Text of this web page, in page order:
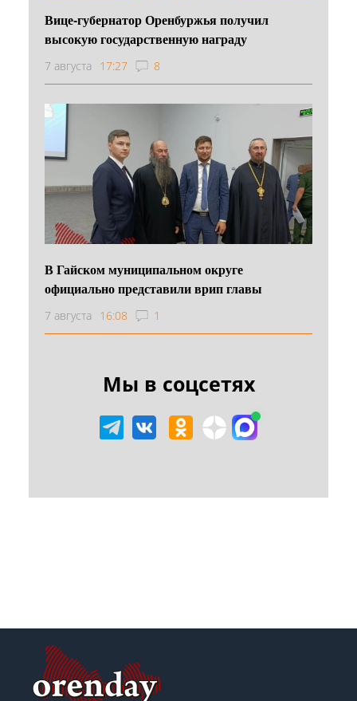
Вице-губернатор Оренбуржья получил
высокую государственную награду
7 августа 17:27 8
В Гайском муниципальном округе
официально представили врип главы
7 августа 16:08 1
Мы в соцсетях